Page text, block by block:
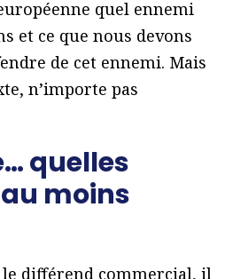
quel ennemi
et ce que nous devons
de cet ennemi. Mais
n’importe pas
quelles
moins
le différend commercial, il